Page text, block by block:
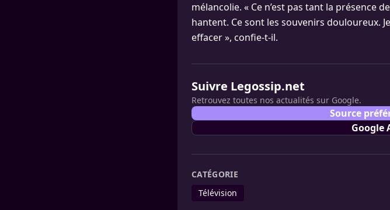
mélancolie. « Ce n’est pas tant la présence
hantent. Ce sont les souvenirs douloureux.
effacer », confie-t-il.
Suivre Legossip.net
Retrouvez toutes nos actualités sur Google.
Source
Google
CATÉGORIE
Télévision